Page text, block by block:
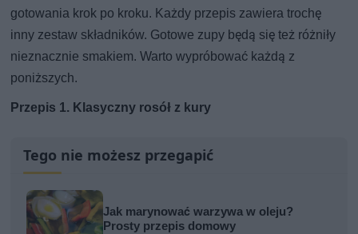
gotowania krok po kroku. Każdy przepis zawiera trochę
inny zestaw składników. Gotowe zupy będą się też różniły
nieznacznie smakiem. Warto wypróbować każdą z
poniższych.
Przepis 1. Klasyczny rosół z kury
Tego nie możesz przegapić
Jak marynować warzywa w oleju?
Prosty przepis domowy